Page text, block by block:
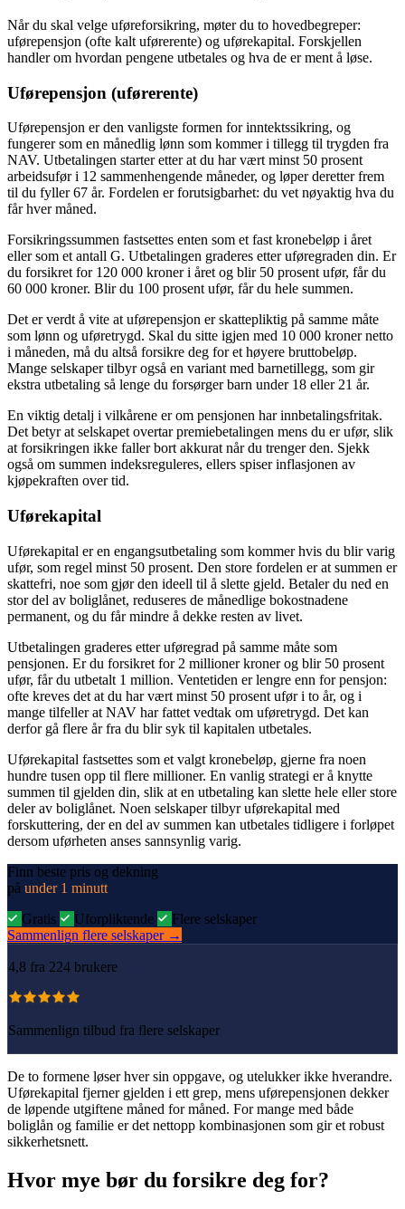
Når du skal velge uføreforsikring, møter du to hovedbegreper:
uførepensjon (ofte kalt uførerente) og uførekapital. Forskjellen
handler om hvordan pengene utbetales og hva de er ment å løse.
Uførepensjon (uførerente)
Uførepensjon er den vanligste formen for inntektssikring, og
fungerer som en månedlig lønn som kommer i tillegg til trygden fra
NAV. Utbetalingen starter etter at du har vært minst 50 prosent
arbeidsufør i 12 sammenhengende måneder, og løper deretter frem
til du fyller 67 år. Fordelen er forutsigbarhet: du vet nøyaktig hva du
får hver måned.
Forsikringssummen fastsettes enten som et fast kronebeløp i året
eller som et antall G. Utbetalingen graderes etter uføregraden din. Er
du forsikret for 120 000 kroner i året og blir 50 prosent ufør, får du
60 000 kroner. Blir du 100 prosent ufør, får du hele summen.
Det er verdt å vite at uførepensjon er skattepliktig på samme måte
som lønn og uføretrygd. Skal du sitte igjen med 10 000 kroner netto
i måneden, må du altså forsikre deg for et høyere bruttobeløp.
Mange selskaper tilbyr også en variant med barnetillegg, som gir
ekstra utbetaling så lenge du forsørger barn under 18 eller 21 år.
En viktig detalj i vilkårene er om pensjonen har innbetalingsfritak.
Det betyr at selskapet overtar premiebetalingen mens du er ufør, slik
at forsikringen ikke faller bort akkurat når du trenger den. Sjekk
også om summen indeksreguleres, ellers spiser inflasjonen av
kjøpekraften over tid.
Uførekapital
Uførekapital er en engangsutbetaling som kommer hvis du blir varig
ufør, som regel minst 50 prosent. Den store fordelen er at summen er
skattefri, noe som gjør den ideell til å slette gjeld. Betaler du ned en
stor del av boliglånet, reduseres de månedlige bokostnadene
permanent, og du får mindre å dekke resten av livet.
Utbetalingen graderes etter uføregrad på samme måte som
pensjonen. Er du forsikret for 2 millioner kroner og blir 50 prosent
ufør, får du utbetalt 1 million. Ventetiden er lengre enn for pensjon:
ofte kreves det at du har vært minst 50 prosent ufør i to år, og i
mange tilfeller at NAV har fattet vedtak om uføretrygd. Det kan
derfor gå flere år fra du blir syk til kapitalen utbetales.
Uførekapital fastsettes som et valgt kronebeløp, gjerne fra noen
hundre tusen opp til flere millioner. En vanlig strategi er å knytte
summen til gjelden din, slik at en utbetaling kan slette hele eller store
deler av boliglånet. Noen selskaper tilbyr uførekapital med
forskuttering, der en del av summen kan utbetales tidligere i forløpet
dersom uførheten anses sannsynlig varig.
Finn beste pris og dekning
på under 1 minutt
Gratis
Uforpliktende
Flere selskaper
Sammenlign flere selskaper →
4,8 fra 224 brukere
Sammenlign tilbud fra flere selskaper
De to formene løser hver sin oppgave, og utelukker ikke hverandre.
Uførekapital fjerner gjelden i ett grep, mens uførepensjonen dekker
de løpende utgiftene måned for måned. For mange med både
boliglån og familie er det nettopp kombinasjonen som gir et robust
sikkerhetsnett.
Hvor mye bør du forsikre deg for?